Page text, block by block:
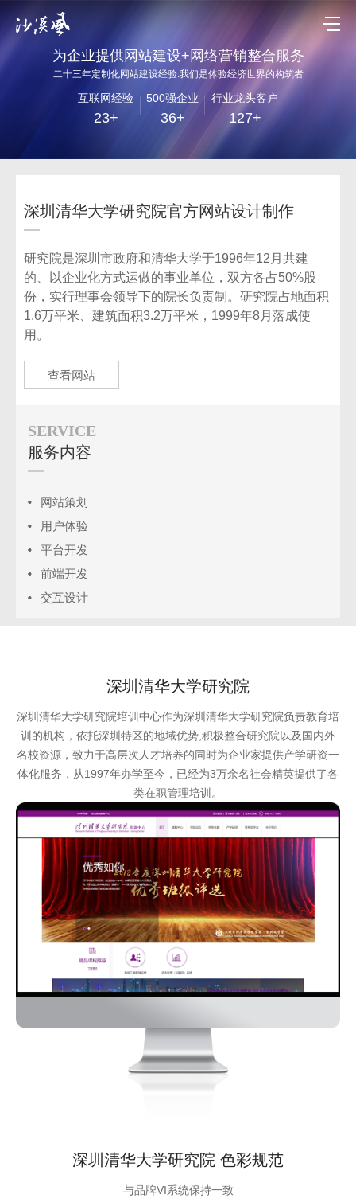
为企业提供网站建设+网络营销整合服务
二十三年定制化网站建设经验.我们是体验经济世界的构筑者
互联网经验
23+
500强企业
36+
行业龙头客户
127+
深圳清华大学研究院官方网站设计制作
研究院是深圳市政府和清华大学于1996年12月共建
的、以企业化方式运做的事业单位，双方各占50%股
份，实行理事会领导下的院长负责制。研究院占地面积
1.6万平米、建筑面积3.2万平米，1999年8月落成使
用。
查看网站
SERVICE
服务内容
网站策划
用户体验
平台开发
前端开发
交互设计
深圳清华大学研究院
深圳清华大学研究院培训中心作为深圳清华大学研究院负责教育培
训的机构，依托深圳特区的地域优势,积极整合研究院以及国内外
名校资源，致力于高层次人才培养的同时为企业家提供产学研资一
体化服务，从1997年办学至今，已经为3万余名社会精英提供了各
类在职管理培训。
深圳清华大学研究院 色彩规范
与品牌VI系统保持一致